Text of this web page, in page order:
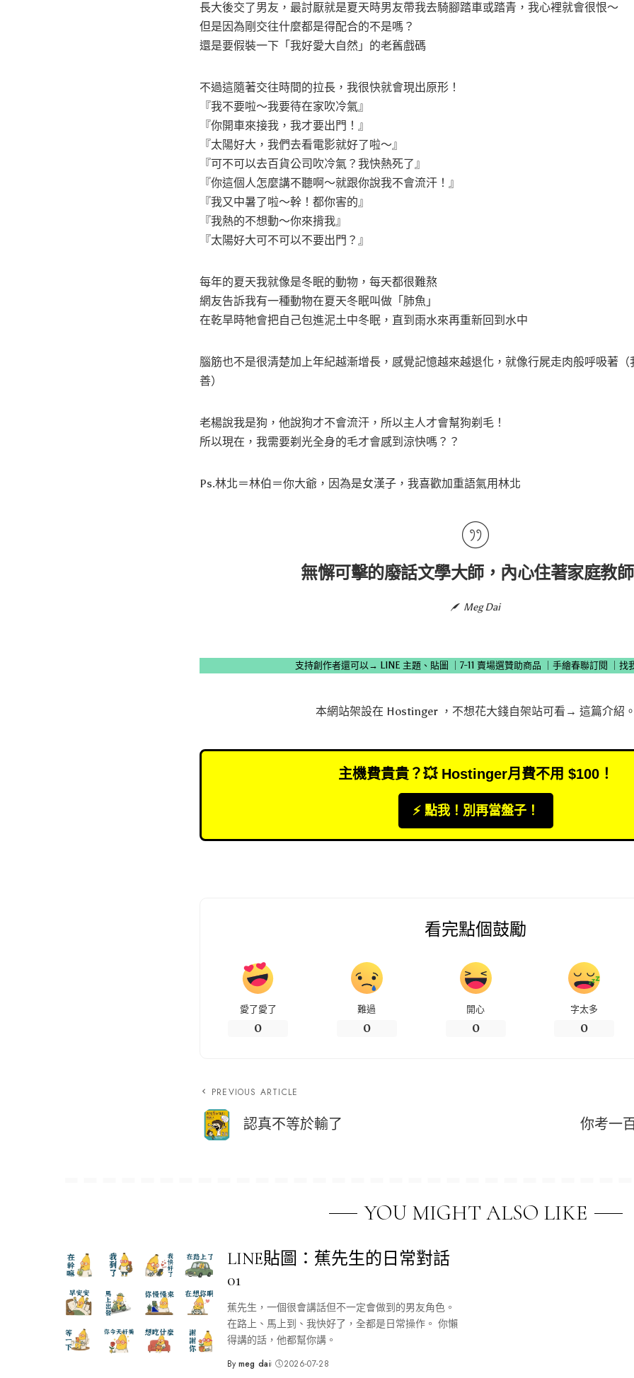
長大後交了男友，最討厭就是夏天時男友帶我去騎腳踏車或踏青，我心裡就會很恨～
但是因為剛交往什麼都是得配合的不是嗎？
還是要假裝一下「我好愛大自然」的老舊戲碼
不過這隨著交往時間的拉長，我很快就會現出原形！
『我不要啦～我要待在家吹冷氣』
『你開車來接我，我才要出門！』
『太陽好大，我們去看電影就好了啦～』
『可不可以去百貨公司吹冷氣？我快熱死了』
『你這個人怎麼講不聽啊～就跟你說我不會流汗！』
『我又中暑了啦～幹！都你害的』
『我熱的不想動～你來揹我』
『太陽好大可不可以不要出門？』
每年的夏天我就像是冬眠的動物，每天都很難熬
網友告訴我有一種動物在夏天冬眠叫做「肺魚」
在乾旱時牠會把自己包進泥土中冬眠，直到雨水來再重新回到水中
腦筋也不是很清楚加上年紀越漸增長，感覺記憶越來越退化，就像行屍走肉般呼吸著
善）
老楊說我是狗，他說狗才不會流汗，所以主人才會幫狗剃毛！
所以現在，我需要剃光全身的毛才會感到涼快嗎？？
Ps.林北＝林伯＝你大爺，因為是女漢子，我喜歡加重語氣用林北
無懈可擊的廢話文學大師，內心住著家庭教
Meg Dai
支持創作者還可以→ LINE 主題、貼圖 7-11 賣場選贊助商品 手繪春聯訂閱 找
本網站架設在 Hostinger，不想花大錢自架站可看→ 這篇介紹
主機費貴貴？💥 Hostinger月費不用 $100！
⚡️ 點我！別再當盤子！
看完點個鼓勵
愛了愛了
0
難過
0
開心
0
字太多
0
PREVIOUS ARTICLE
認真不等於輸了 你考一
YOU MIGHT ALSO LIKE
LINE貼圖：蕉先生的日常對話
01
蕉先生，一個很會講話但不一定會做到的男友角色。
在路上、馬上到、我快好了，全都是日常操作。 你懶
得講的話，他都幫你講。
Posted
By meg dai 2026-07-28